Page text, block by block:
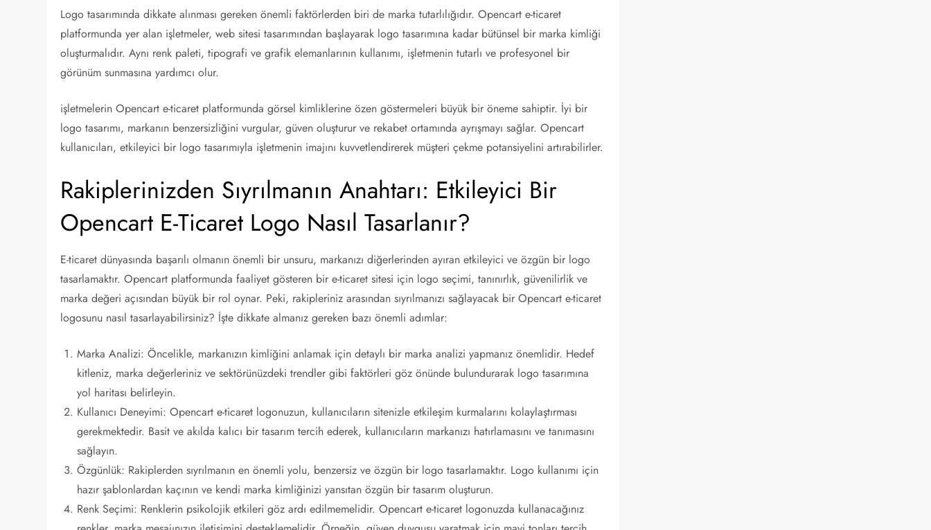
Logo tasarımında dikkate alınması gereken önemli faktörlerden biri de marka tutarlılığıdır. Opencart e-ticaret
platformunda yer alan işletmeler, web sitesi tasarımından başlayarak logo tasarımına kadar bütünsel bir marka kimliği
oluşturmalıdır. Aynı renk paleti, tipografi ve grafik elemanlarının kullanımı, işletmenin tutarlı ve profesyonel bir
görünüm sunmasına yardımcı olur.
işletmelerin Opencart e-ticaret platformunda görsel kimliklerine özen göstermeleri büyük bir öneme sahiptir. İyi bir
logo tasarımı, markanın benzersizliğini vurgular, güven oluşturur ve rekabet ortamında ayrışmayı sağlar. Opencart
kullanıcıları, etkileyici bir logo tasarımıyla işletmenin imajını kuvvetlendirerek müşteri çekme potansiyelini artırabilirler.
Rakiplerinizden Sıyrılmanın Anahtarı: Etkileyici Bir
Opencart E-Ticaret Logo Nasıl Tasarlanır?
E-ticaret dünyasında başarılı olmanın önemli bir unsuru, markanızı diğerlerinden ayıran etkileyici ve özgün bir logo
tasarlamaktır. Opencart platformunda faaliyet gösteren bir e-ticaret sitesi için logo seçimi, tanınırlık, güvenilirlik ve
marka değeri açısından büyük bir rol oynar. Peki, rakipleriniz arasından sıyrılmanızı sağlayacak bir Opencart e-ticaret
logosunu nasıl tasarlayabilirsiniz? İşte dikkate almanız gereken bazı önemli adımlar:
Marka Analizi: Öncelikle, markanızın kimliğini anlamak için detaylı bir marka analizi yapmanız önemlidir. Hedef
kitleniz, marka değerleriniz ve sektörünüzdeki trendler gibi faktörleri göz önünde bulundurarak logo tasarımına
yol haritası belirleyin.
Kullanıcı Deneyimi: Opencart e-ticaret logonuzun, kullanıcıların sitenizle etkileşim kurmalarını kolaylaştırması
gerekmektedir. Basit ve akılda kalıcı bir tasarım tercih ederek, kullanıcıların markanızı hatırlamasını ve tanımasını
sağlayın.
Özgünlük: Rakiplerden sıyrılmanın en önemli yolu, benzersiz ve özgün bir logo tasarlamaktır. Logo kullanımı için
hazır şablonlardan kaçının ve kendi marka kimliğinizi yansıtan özgün bir tasarım oluşturun.
Renk Seçimi: Renklerin psikolojik etkileri göz ardı edilmemelidir. Opencart e-ticaret logonuzda kullanacağınız